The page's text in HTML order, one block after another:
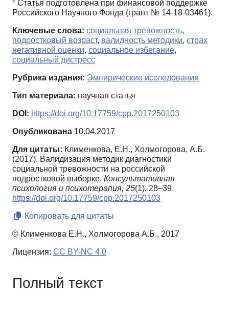
* Статья подготовлена при финансовой поддержке
Российского Научного Фонда (грант № 14-18-03461).
Ключевые слова: социальная тревожность,
подростковый возраст, валидность методики, страх
негативной оценки, социальное избегание,
социальный дистресс
Рубрика издания: Эмпирические исследования
Тип материала: научная статья
DOI: https://doi.org/10.17759/cpp.2017250103
Опубликована 10.04.2017
Для цитаты: Клименкова, Е.Н., Холмогорова, А.Б.
(2017). Валидизация методик диагностики
социальной тревожности на российской
подростковой выборке. Консультативная
психология и психотерапия, 25(1), 28–39.
https://doi.org/10.17759/cpp.2017250103
Копировать для цитаты
© Клименкова Е.Н., Холмогорова А.Б., 2017
Лицензия: CC BY-NC 4.0
Полный текст